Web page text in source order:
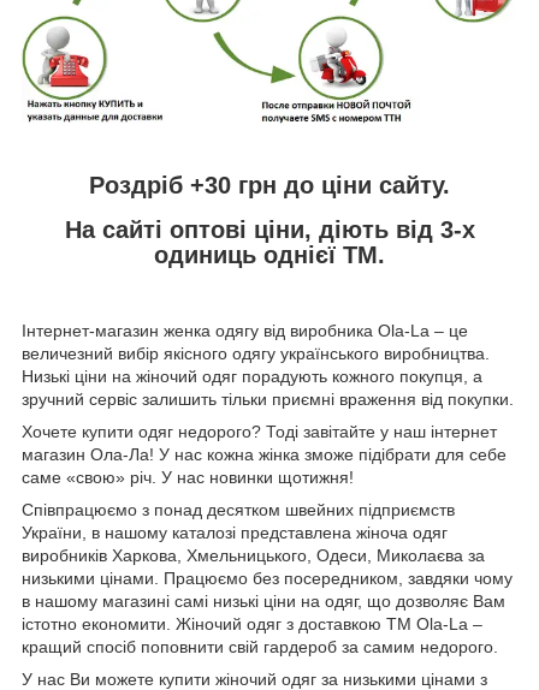
Роздріб +30 грн до ціни сайту.
На сайті оптові ціни, діють від 3-х
одиниць однієї ТМ.
Інтернет-магазин женка одягу від виробника Ola-La – це
величезний вибір якісного одягу українського виробництва.
Низькі ціни на жіночий одяг порадують кожного покупця, а
зручний сервіс залишить тільки приємні враження від покупки.
Хочете купити одяг недорого? Тоді завітайте у наш інтернет
магазин Ола-Ла! У нас кожна жінка зможе підібрати для себе
саме «свою» річ. У нас новинки щотижня!
Співпрацюємо з понад десятком швейних підприємств
України, в нашому каталозі представлена жіноча одяг
виробників Харкова, Хмельницького, Одеси, Миколаєва за
низькими цінами. Працюємо без посередником, завдяки чому
в нашому магазині самі низькі ціни на одяг, що дозволяє Вам
істотно економити. Жіночий одяг з доставкою TM Ola-La –
кращий спосіб поповнити свій гардероб за самим недорого.
У нас Ви можете купити жіночий одяг за низькими цінами з